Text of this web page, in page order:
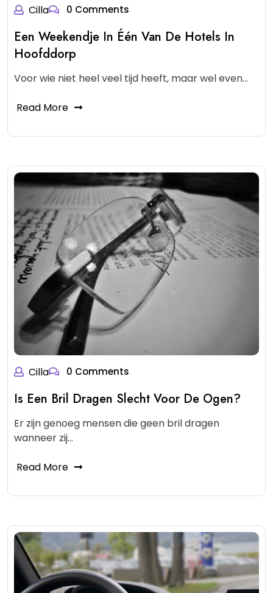
Cilla 0 Comments
Een Weekendje In Één Van De Hotels In
Hoofddorp
Voor wie niet heel veel tijd heeft, maar wel even…
Read More
Cilla 0 Comments
Is Een Bril Dragen Slecht Voor De Ogen?
Er zijn genoeg mensen die geen bril dragen
wanneer zij…
Read More